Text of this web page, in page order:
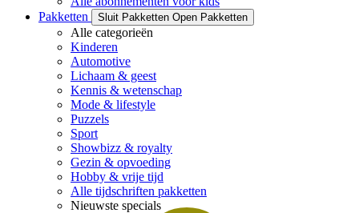
Pakketten
Sluit Pakketten Open Pakketten
Alle categorieën
Kinderen
Automotive
Lichaam & geest
Kennis & wetenschap
Mode & lifestyle
Puzzels
Sport
Showbizz & royalty
Gezin & opvoeding
Hobby & vrije tijd
Alle tijdschriften pakketten
Nieuwste specials